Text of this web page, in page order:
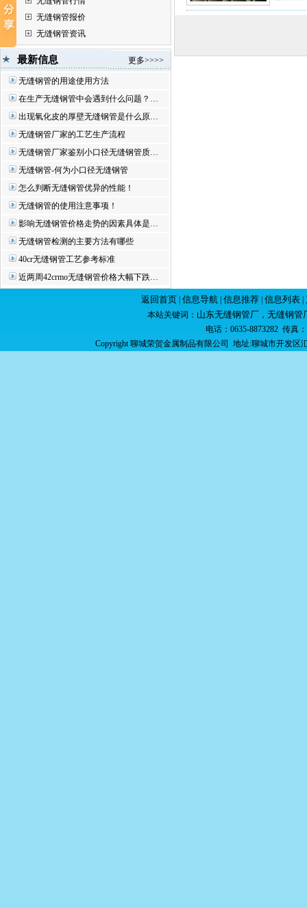
无缝钢管报价
无缝钢管资讯
最新信息 更多>>>>
无缝钢管的用途使用方法
在生产无缝钢管中会遇到什么问题？…
出现氧化皮的厚壁无缝钢管是什么原…
无缝钢管厂家的工艺生产流程
无缝钢管厂家鉴别小口径无缝钢管质…
无缝钢管-何为小口径无缝钢管
怎么判断无缝钢管优异的性能！
无缝钢管的使用注意事项！
影响无缝钢管价格走势的因素具体是…
无缝钢管检测的主要方法有哪些
40cr无缝钢管工艺参考标准
近两周42crmo无缝钢管价格大幅下跌…
返回首页 信息导航| 信息推荐| 信息列表|
本站关键词： 山东无缝钢管厂 ， 无缝钢管
电话：0635-8873282 传真
Copyright 聊城荣贺金属制品有限公司 地址:聊城市开发区